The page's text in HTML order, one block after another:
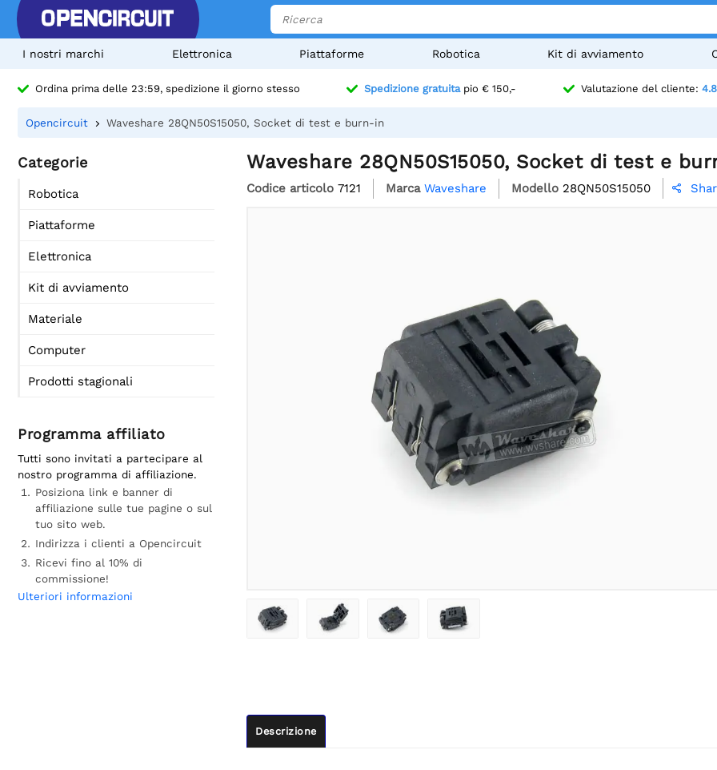
I nostri marchi Elettronica Piattaforme Robotica Kit di avviamento
Ordina prima delle 23:59, spedizione il giorno stesso Spedizione gratuitapio € 150,- Valutazione del cliente: 4.8
Opencircuit Waveshare 28QN50S15050, Socket di test e burn-in
Categorie
Robotica
Piattaforme
Elettronica
Kit di avviamento
Materiale
Computer
Prodotti stagionali
Programma affiliato
Tutti sono invitati a partecipare al
nostro programma di affiliazione.
Posiziona link e banner di
affiliazione sulle tue pagine o sul
tuo sito web.
Indirizza i clienti a Opencircuit
Ricevi fino al 10% di
commissione!
Ulteriori informazioni
Waveshare 28QN50S15050, Socket di test e
Codice articolo 7121 Marca Waveshare Modello 28QN50S15050 
Descrizione